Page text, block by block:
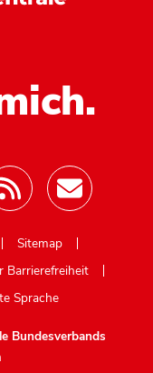
Sitemap
Barrierefreiheit
Sprache
Bundesverbands